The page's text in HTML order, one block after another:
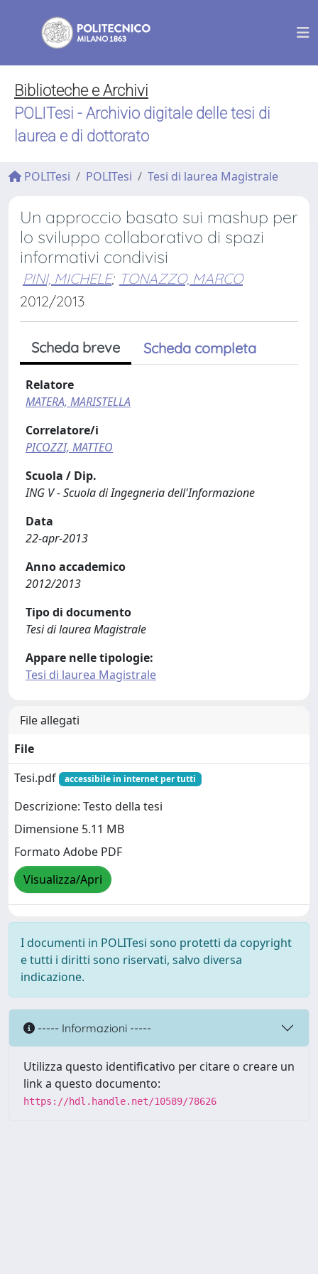
Biblioteche e Archivi
POLITesi - Archivio digitale delle tesi di
laurea e di dottorato
POLITesi POLITesi Tesi di laurea Magistrale
Un approccio basato sui mashup per
lo sviluppo collaborativo di spazi
informativi condivisi
PINI, MICHELE; TONAZZO, MARCO
2012/2013
Scheda breve Scheda completa
Relatore
MATERA, MARISTELLA
Correlatore/i
PICOZZI, MATTEO
Scuola / Dip.
ING V - Scuola di Ingegneria dell'Informazione
Data
22-apr-2013
Anno accademico
2012/2013
Tipo di documento
Tesi di laurea Magistrale
Appare nelle tipologie:
Tesi di laurea Magistrale
File allegati
File
Tesi.pdf
accessibile in internet per tutti
Descrizione: Testo della tesi
Dimensione 5.11 MB
Formato Adobe PDF
Visualizza/Apri
I documenti in POLITesi sono protetti da copyright
e tutti i diritti sono riservati, salvo diversa
indicazione.
----- Informazioni -----
Utilizza questo identificativo per citare o creare un
link a questo documento:
https://hdl.handle.net/10589/78626